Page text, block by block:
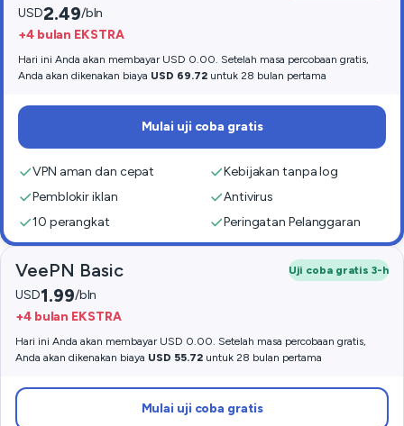
USD2.49/bln
+4 bulan EKSTRA
Hari ini Anda akan membayar USD 0.00. Setelah masa percobaan gratis,
Anda akan dikenakan biaya USD 69.72 untuk 28 bulan pertama
Mulai uji coba gratis
VPN aman dan cepat
Kebijakan tanpa log
Pemblokir iklan
Antivirus
10 perangkat
Peringatan Pelanggaran
VeePN Basic Uji coba gratis 3-h
USD1.99/bln
+4 bulan EKSTRA
Hari ini Anda akan membayar USD 0.00. Setelah masa percobaan gratis,
Anda akan dikenakan biaya USD 55.72 untuk 28 bulan pertama
Mulai uji coba gratis